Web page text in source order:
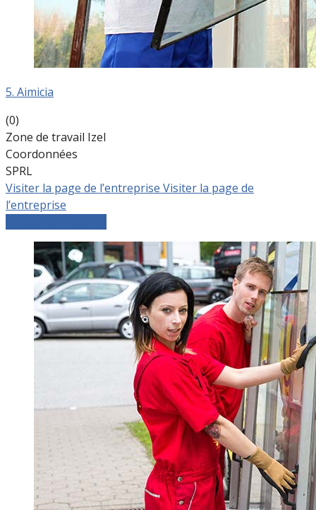
5. Aimicia
(0)
Zone de travail Izel
Coordonnées
SPRL
Visiter la page de l’entreprise Visiter la page de
l’entreprise